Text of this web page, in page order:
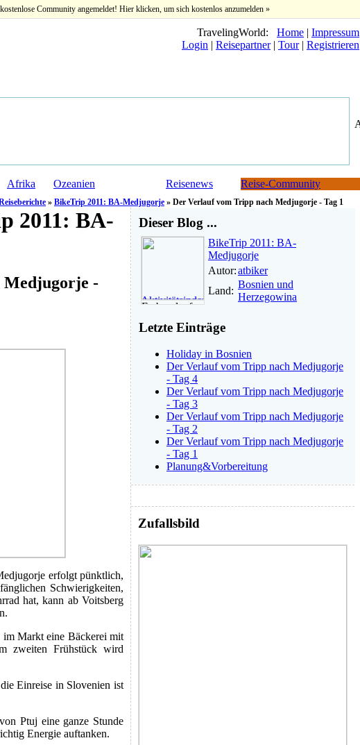
Community angemeldet! Hier klicken, um sich kostenlos anzumelden »
TravelingWorld: Home | Impressum
Login | Reisepartner| Tour| Registrieren
Afrika Ozeanien Reisenews Reise-Community
» BikeTrip 2011: BA-Medjugorje » Der Verlauf vom Tripp nach Medjugorje - Tag 1
2011: BA-
Medjugorje -
erfolgt pünktlich,
Schwierigkeiten,
hat, kann ab Voitsberg
Markt eine Bäckerei mit
zweiten Frühstück wird
Einreise in Slovenien ist
Ptuj eine ganze Stunde
Energie auftanken.
Dieser Blog ...
BikeTrip 2011: BA-
Medjugorje
Autor:atbiker
Land:
Bosnien und
Herzegowina
Letzte Einträge
Holiday in Bosnien
Der Verlauf vom Tripp nach Medjugorje
- Tag 4
Der Verlauf vom Tripp nach Medjugorje
- Tag 3
Der Verlauf vom Tripp nach Medjugorje
- Tag 2
Der Verlauf vom Tripp nach Medjugorje
- Tag 1
Planung&Vorbereitung
Zufallsbild